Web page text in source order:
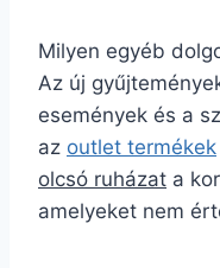
Milyen egyéb
Az új
események és a
az outlet termékek
olcsó ruházat a
amelyeket nem